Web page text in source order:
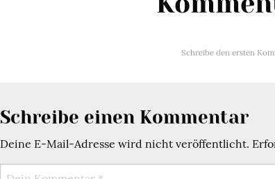
Schreibe den ersten
Schreibe einen Kommentar
Deine E-Mail-Adresse wird nicht veröffentlicht.